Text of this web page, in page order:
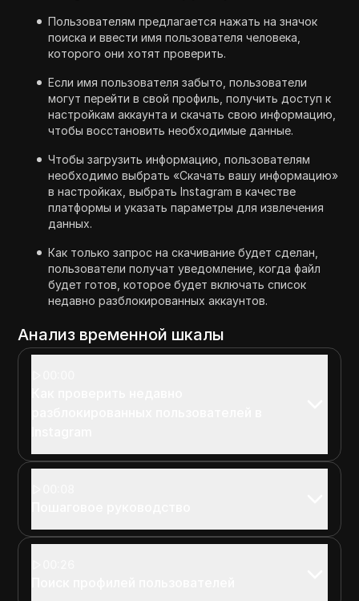
Пользователям предлагается нажать на значок
поиска и ввести имя пользователя человека,
которого они хотят проверить.
Если имя пользователя забыто, пользователи
могут перейти в свой профиль, получить доступ к
настройкам аккаунта и скачать свою информацию,
чтобы восстановить необходимые данные.
Чтобы загрузить информацию, пользователям
необходимо выбрать «Скачать вашу информацию»
в настройках, выбрать Instagram в качестве
платформы и указать параметры для извлечения
данных.
Как только запрос на скачивание будет сделан,
пользователи получат уведомление, когда файл
будет готов, которое будет включать список
недавно разблокированных аккаунтов.
Анализ временной шкалы